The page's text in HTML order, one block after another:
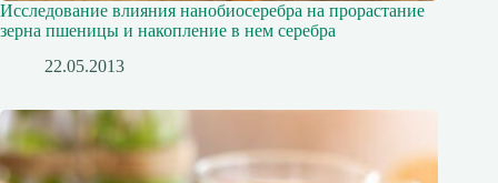
Исследование влияния нанобиосеребра на прорастание
зерна пшеницы и накопление в нем серебра
22.05.2013